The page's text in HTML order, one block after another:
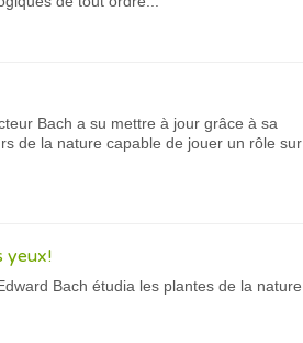
Bach a su mettre à jour grâce à sa
de la nature capable de jouer un rôle sur
yeux!
Bach étudia les plantes de la nature